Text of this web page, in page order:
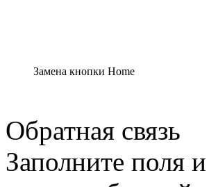
Замена кнопки Home
Обратная связь
Заполните поля